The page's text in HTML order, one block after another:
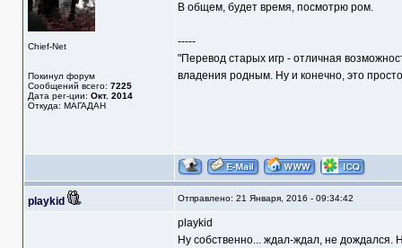
Chief-Net
Покинул форум
Сообщений всего: 7225
Дата рег-ции: Окт. 2014
Откуда: МАГАДАН
В общем, будет время, посмотрю ром.
-----
"Перевод старых игр - отличная
владения родным. Ну и конечно, это
playkid Отправлено: 21 Января, 2016 - 09:34:42
playkid
Ну собственно... ждал-ждал, не дождался.